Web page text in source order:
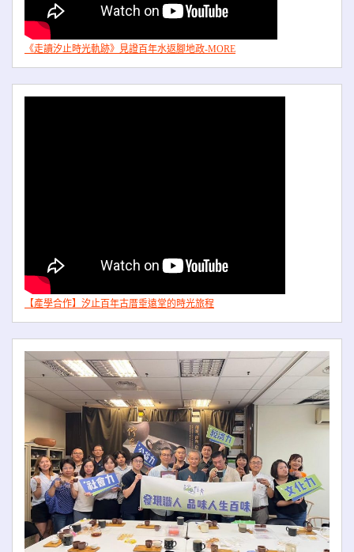
《走讀汐止時光軌跡》見證百年水返腳地政-MORE
【產學合作】汐止百年古厝垂遠堂的時光旅程